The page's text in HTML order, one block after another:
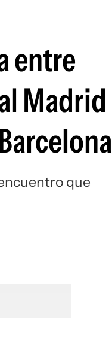
entre
Madrid
que